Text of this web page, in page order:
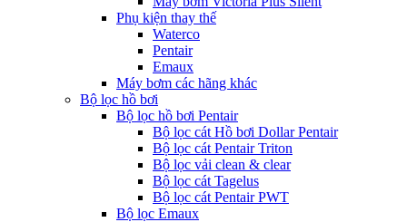
Phụ kiện thay thế
Waterco
Pentair
Emaux
Máy bơm các hãng khác
Bộ lọc hồ bơi
Bộ lọc hồ bơi Pentair
Bộ lọc cát Hồ bơi Dollar Pentair
Bộ lọc cát Pentair Triton
Bộ lọc vải clean & clear
Bộ lọc cát Tagelus
Bộ lọc cát Pentair PWT
Bộ lọc Emaux